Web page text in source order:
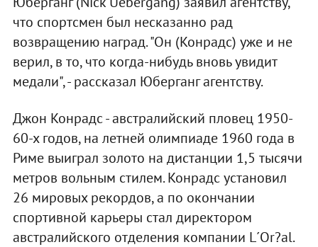
что спортсмен был несказанно рад
возвращению наград. "Он (Конрадс) уже и не
верил, в то, что когда-нибудь вновь увидит
медали", - рассказал Юберганг агентству.
Джон Конрадс - австралийский пловец 1950-
60-х годов, на летней олимпиаде 1960 года в
Риме выиграл золото на дистанции 1,5 тысячи
метров вольным стилем. Конрадс установил
26 мировых рекордов, а по окончании
спортивной карьеры стал директором
австралийского отделения компании L´Or?al.